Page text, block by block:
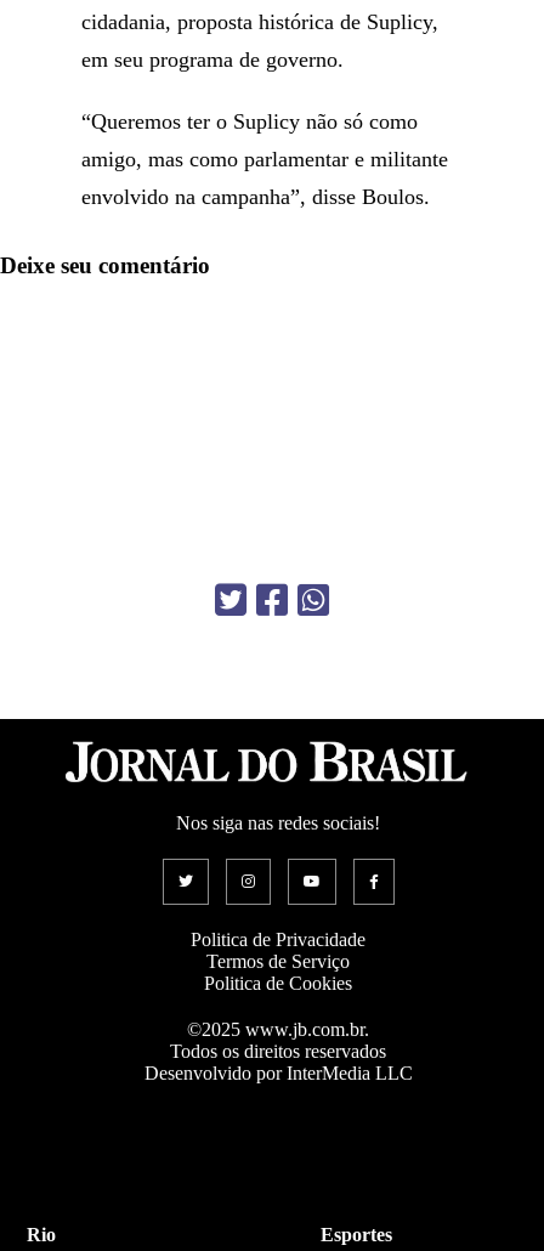
cidadania, proposta histórica de Suplicy,
em seu programa de governo.
“Queremos ter o Suplicy não só como
amigo, mas como parlamentar e militante
envolvido na campanha”, disse Boulos.
Deixe seu comentário
Nos siga nas redes sociais!
Politica de Privacidade
Termos de Serviço
Politica de Cookies
©2025 www.jb.com.br.
Todos os direitos reservados
Desenvolvido por InterMedia LLC
Rio Esportes